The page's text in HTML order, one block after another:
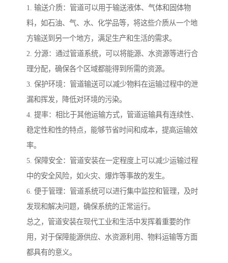
1. 输送介质：管道可以用于输送液体、气体和固体物
料，如石油、气、水、化学品等，将这些介质从一个地
方输送到另一个地方，满足生产和生活的需求。
2. 分源：通过管道系统，可以将能源、水资源等进行合
理分配，确保各个区域都能得到所需的资源。
3. 保护环境：管道输送可以减少物料在运输过程中的泄
漏和挥发，降低对环境的污染。
4. 提率：相比于其他运输方式，管道运输具有连续性、
稳定性和性的特点，能够节省时间和成本，提高运输效
率。
5. 保障安全：管道安装在一定程度上可以减少运输过程
中的安全风险，如火灾、爆炸等事故的发生。
6. 便于管理：管道系统可以进行集中监控和管理，及时
发现和解决问题，确保系统的正常运行。
总之，管道安装在现代工业和生活中发挥着重要的作
用，对于保障能源供应、水资源利用、物料运输等方面
都具有的意义。